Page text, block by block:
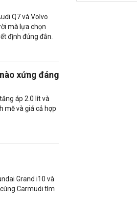
Q7 và Volvo
mà lựa chọn
định đúng đắn.
xứng đáng
áp 2.0 lít và
mẽ và giá cả hợp
Grand i10 và
Carmudi tìm